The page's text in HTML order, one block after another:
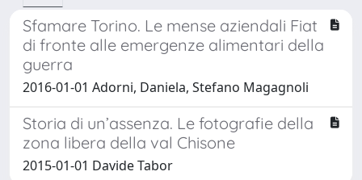
Sfamare Torino. Le mense aziendali Fiat
di fronte alle emergenze alimentari della
guerra
2016-01-01 Adorni, Daniela, Stefano Magagnoli
Storia di un’assenza. Le fotografie della
zona libera della val Chisone
2015-01-01 Davide Tabor